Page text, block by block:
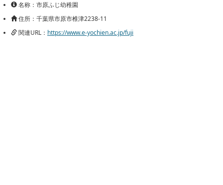
名称：市原ふじ幼稚園
住所：千葉県市原市椎津2238-11
関連URL： https://www.e-yochien.ac.jp/fuji